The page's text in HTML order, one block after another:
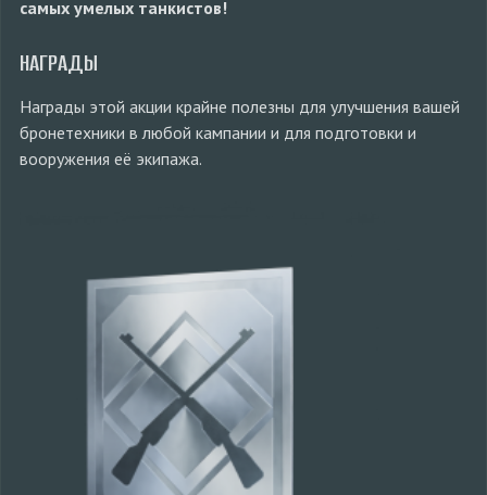
самых умелых танкистов!
НАГРАДЫ
Награды этой акции крайне полезны для улучшения вашей
бронетехники в любой кампании и для подготовки и
вооружения её экипажа.